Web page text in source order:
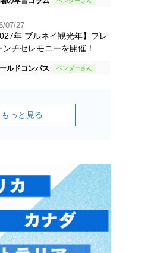
07/27
年 ブルネイ観光年】プレ
ンチセレモニーを開催！
ルドコンパス
もっと見る